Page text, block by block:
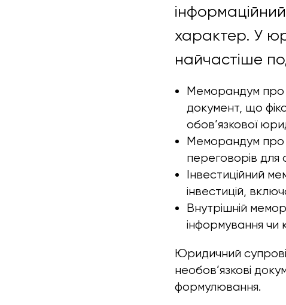
характер. У
найчастіше
Меморандум про
документ, що
обов’язкової
Меморандум про
переговорів для
Інвестиційний
інвестицій,
Внутрішній
інформування чи
Юридичний
необов’язкові
формулювання.